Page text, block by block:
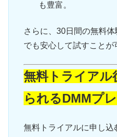
も豊富。
さらに、30日間の無料
でも安心して試すことが
無料トライアル
られるDMMプ
無料トライアルに申し込